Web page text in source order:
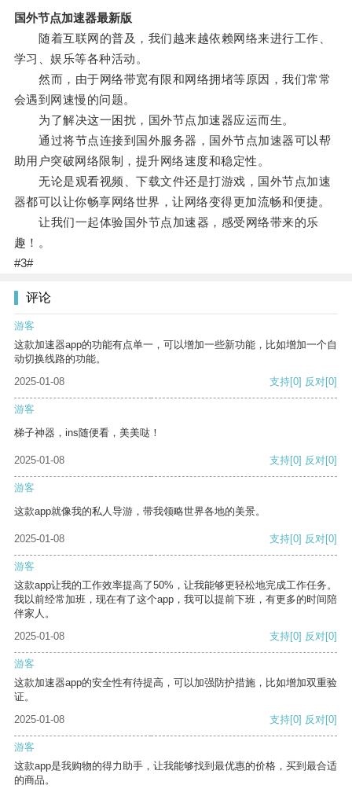
国外节点加速器最新版
随着互联网的普及，我们越来越依赖网络来进行工作、
学习、娱乐等各种活动。
然而，由于网络带宽有限和网络拥堵等原因，我们常常
会遇到网速慢的问题。
为了解决这一困扰，国外节点加速器应运而生。
通过将节点连接到国外服务器，国外节点加速器可以帮
助用户突破网络限制，提升网络速度和稳定性。
无论是观看视频、下载文件还是打游戏，国外节点加速
器都可以让你畅享网络世界，让网络变得更加流畅和便捷。
让我们一起体验国外节点加速器，感受网络带来的乐
趣！。
#3#
评论
游客
这款加速器app的功能有点单一，可以增加一些新功能，比如增加一个自
动切换线路的功能。
2025-01-08
支持[0] 反对[0]
游客
梯子神器，ins随便看，美美哒！
2025-01-08 支持[0] 反对[0]
游客
这款app就像我的私人导游，带我领略世界各地的美景。
2025-01-08 支持[0] 反对[0]
游客
这款app让我的工作效率提高了50%，让我能够更轻松地完成工作任务。
我以前经常加班，现在有了这个app，我可以提前下班，有更多的时间陪
伴家人。
2025-01-08
支持[0] 反对[0]
游客
这款加速器app的安全性有待提高，可以加强防护措施，比如增加双重验
证。
2025-01-08
支持[0] 反对[0]
游客
这款app是我购物的得力助手，让我能够找到最优惠的价格，买到最合适
的商品。